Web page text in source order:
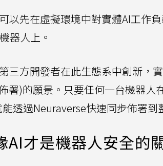
以先在虛擬環境中對實體AI工作
器人上。
三方開發者在此生態系中創新，
署)的願景。只要任何一台機器人
透過Neuraverse快速同步佈署到
AI才是機器人安全的